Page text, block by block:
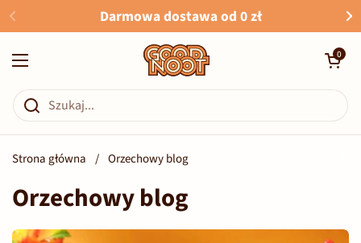
Przejdź do zawartościDarmowa dostawa od 0 zł
Otwórz menu
Otwórz
0
Strona główna / Orzechowy blog
Orzechowy blog